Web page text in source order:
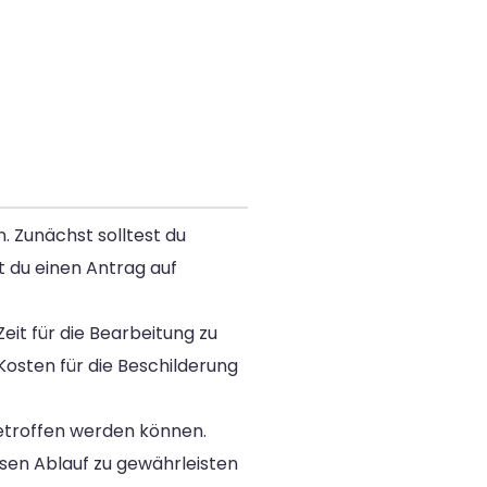
Zunächst solltest du
einen Antrag auf
für die Bearbeitung zu
für die Beschilderung
werden können.
Ablauf zu gewährleisten